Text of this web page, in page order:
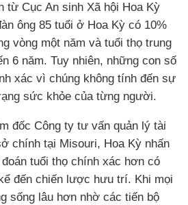
từ Cục An sinh Xã hội Hoa Kỳ
ông 85 tuổi ở Hoa Kỳ có 10%
vòng một năm và tuổi thọ trung
6 năm. Tuy nhiên, những con số
xác vì chúng không tính đến sự
sức khỏe của từng người.
đốc Công ty tư vấn quản lý tài
chính tại Misouri, Hoa Kỳ nhấn
tuổi thọ chính xác hơn có
đến chiến lược hưu trí. Khi mọi
sống lâu hơn nhờ các tiến bộ